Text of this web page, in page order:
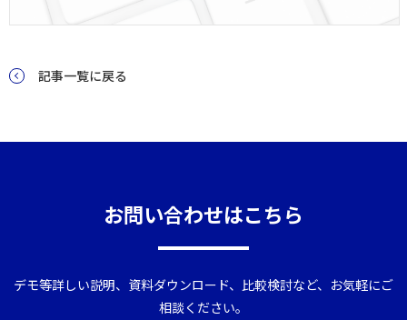
記事一覧に戻る
お問い合わせはこちら
デモ等詳しい説明、資料ダウンロード、比較検討など、お気軽にご
相談ください。